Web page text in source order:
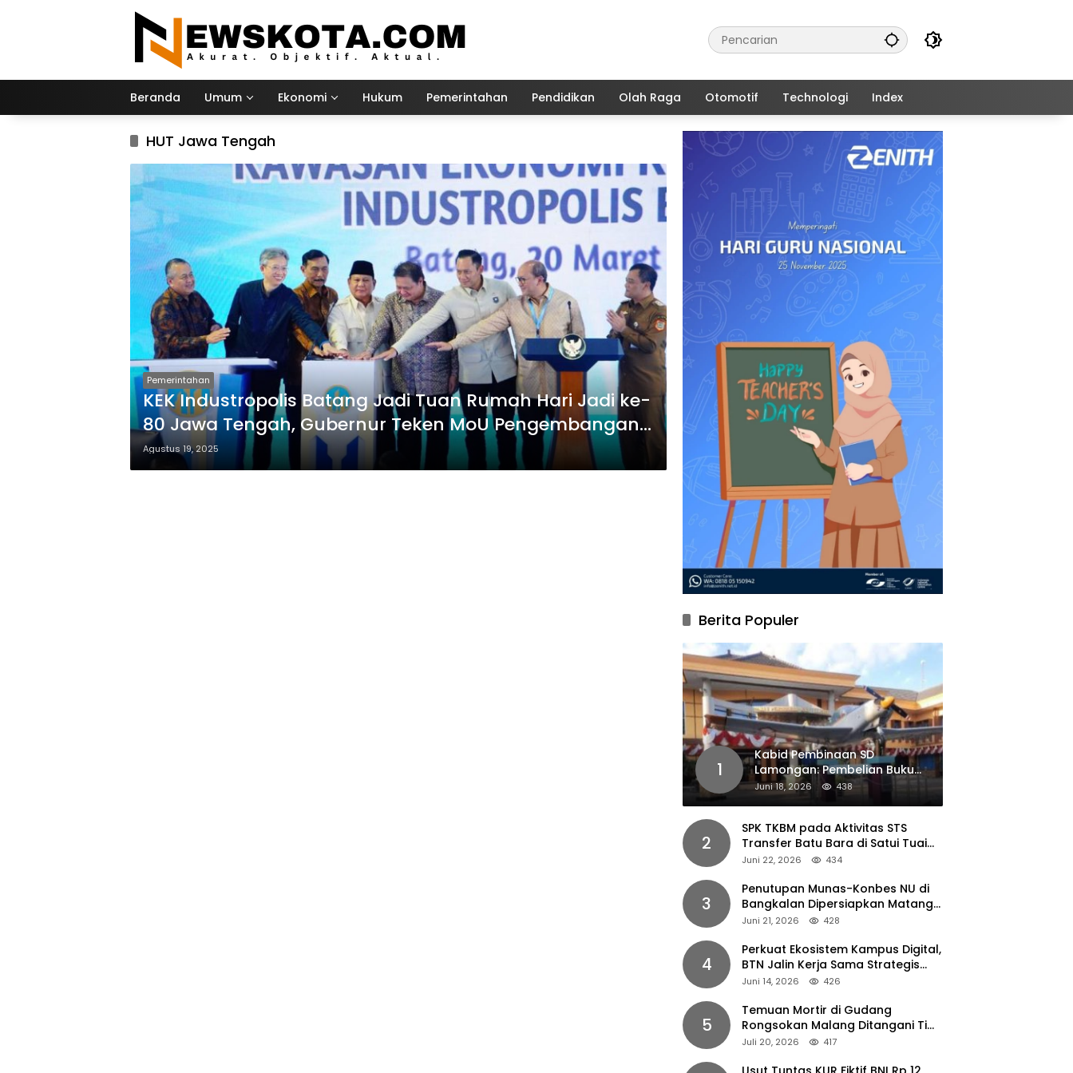
Beranda Umum Ekonomi Hukum Pemerintahan Pendidikan Olah Raga Otomotif Technologi Index
HUT Jawa Tengah
Pemerintahan
KEK Industropolis Batang Jadi Tuan Rumah Hari Jadi ke-
80 Jawa Tengah, Gubernur Teken MoU Pengembangan
SDM
Agustus 19, 2025
Berita Populer
1
Kabid Pembinaan SD
Lamongan: Pembelian Buku
Pendamping Tidak Boleh
Dipaksakan
Juni 18, 2026 438
2
SPK TKBM pada Aktivitas STS
Transfer Batu Bara di Satui Tuai
Sorotan
Juni 22, 2026 434
3
Penutupan Munas-Konbes NU di
Bangkalan Dipersiapkan Matang,
Gus Ipul Turun Tangan
Juni 21, 2026 428
4
Perkuat Ekosistem Kampus Digital,
BTN Jalin Kerja Sama Strategis
dengan UNAIR
Juni 14, 2026 426
5
Temuan Mortir di Gudang
Rongsokan Malang Ditangani Tim
Gegana Polda Jatim
Juli 20, 2026 417